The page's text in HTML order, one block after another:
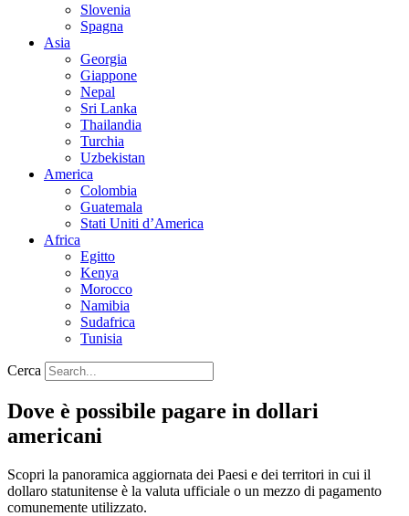
Slovenia
Spagna
Asia
Georgia
Giappone
Nepal
Sri Lanka
Thailandia
Turchia
Uzbekistan
America
Colombia
Guatemala
Stati Uniti d’America
Africa
Egitto
Kenya
Morocco
Namibia
Sudafrica
Tunisia
Cerca
Dove è possibile pagare in dollari
americani
Scopri la panoramica aggiornata dei Paesi e dei territori in cui il
dollaro statunitense è la valuta ufficiale o un mezzo di pagamento
comunemente utilizzato.